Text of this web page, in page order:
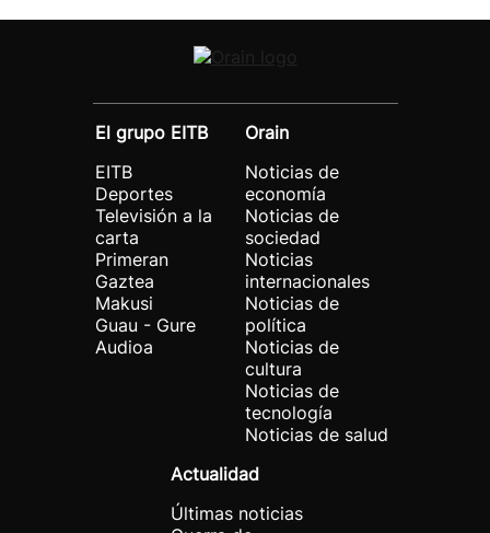
El grupo EITB
EITB
Deportes
Televisión a la
carta
Primeran
Gaztea
Makusi
Guau - Gure
Audioa
Orain
Noticias de
economía
Noticias de
sociedad
Noticias
internacionales
Noticias de
política
Noticias de
cultura
Noticias de
tecnología
Noticias de salud
Actualidad
Últimas noticias